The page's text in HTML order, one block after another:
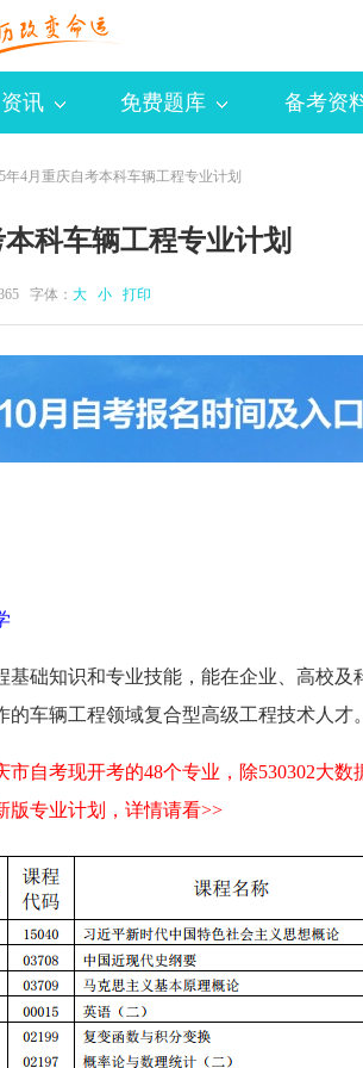
资讯 免费题库 备考资
年4月重庆自考本科车辆工程专业计划
科车辆工程专业计划
字体： 大 小 打印
基础知识和专业技能，能在企业、高校
车辆工程领域复合型高级工程技术人才。
市自考现开考的48个专业，除530302大
版专业计划，详情请看>>